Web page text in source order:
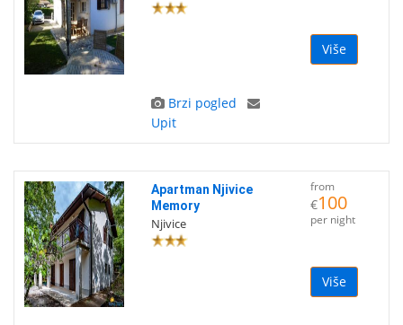
Brzi pogled
Upit
Više
Apartman Njivice
Memory
Njivice
from
€100
per night
Više